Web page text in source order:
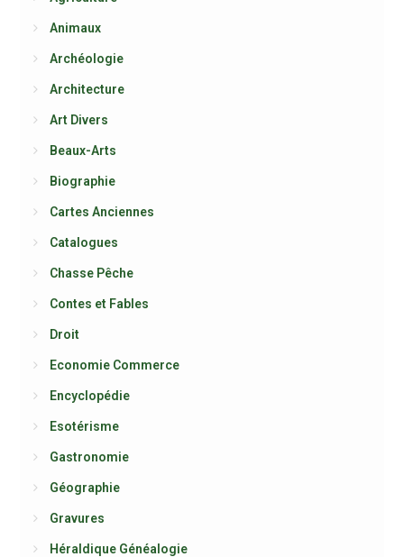
Animaux
Archéologie
Architecture
Art Divers
Beaux-Arts
Biographie
Cartes Anciennes
Catalogues
Chasse Pêche
Contes et Fables
Droit
Economie Commerce
Encyclopédie
Esotérisme
Gastronomie
Géographie
Gravures
Héraldique Généalogie